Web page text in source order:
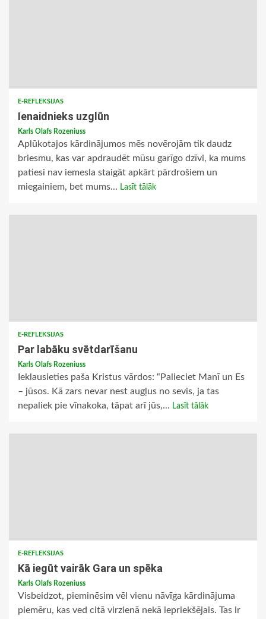
E-REFLEKSIJAS
Ienaidnieks uzglūn
Karls Olafs Rozeniuss
Aplūkotajos kārdinājumos mēs novērojām tik daudz
briesmu, kas var apdraudēt mūsu garīgo dzīvi, ka mums
patiesi nav iemesla staigāt apkārt pārdrošiem un
miegainiem, bet mums... Lasīt tālāk
E-REFLEKSIJAS
Par labāku svētdarīšanu
Karls Olafs Rozeniuss
Ieklausieties paša Kristus vārdos: “Palieciet Manī un Es
– jūsos. Kā zars nevar nest augļus no sevis, ja tas
nepaliek pie vīnakoka, tāpat arī jūs,... Lasīt tālāk
E-REFLEKSIJAS
Kā iegūt vairāk Gara un spēka
Karls Olafs Rozeniuss
Visbeidzot, pieminēsim vēl vienu nāvīga kārdinājuma
piemēru, kas ved citā virzienā nekā iepriekšējais. Tas ir